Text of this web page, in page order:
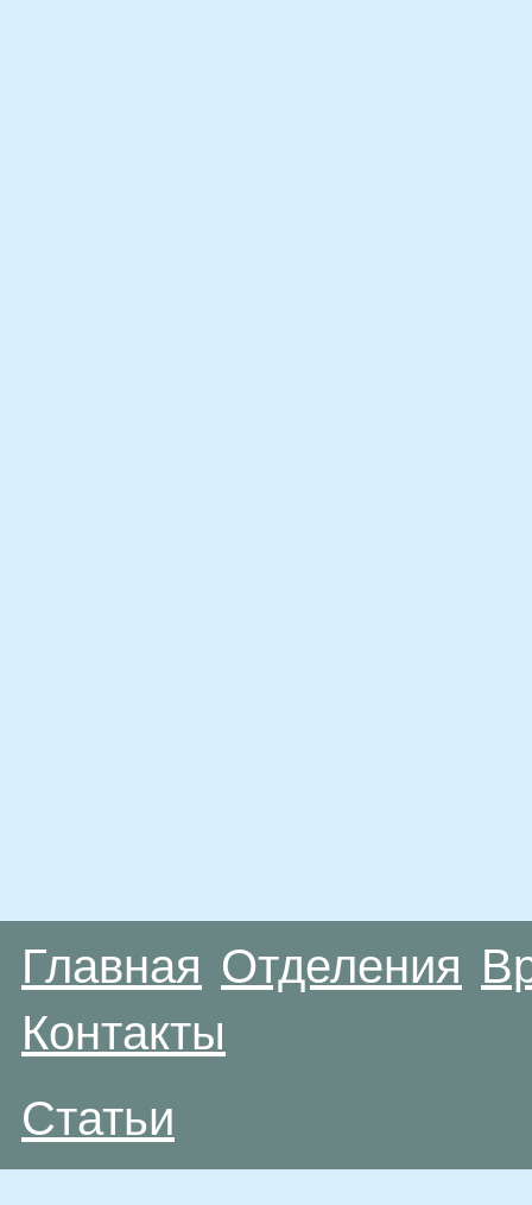
Главная Отделения
Контакты
Статьи